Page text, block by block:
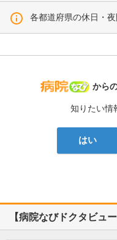
各都道府県の休日・
病院
から
知りたい情
はい
【病院なびドクタビュ